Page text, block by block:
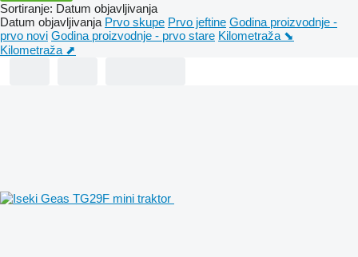
Sortiranje: Datum objavljivanja
Datum objavljivanja Prvo skupe Prvo jeftine Godina proizvodnje -
prvo novi Godina proizvodnje - prvo stare Kilometraža ⬊
Kilometraža ⬈